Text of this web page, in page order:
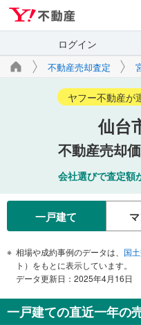
ログイン
不動産売却査定
ヤフー不動産が
仙台
不動産売却
会社選びで査定額
一戸建て
相場や成約事例のデータは、 国
ト）をもとに表示しています。
データ更新日：2025年4月16日
一戸建ての直近一年の